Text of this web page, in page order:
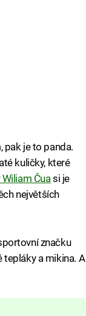
pak je to panda.
kuličky, které
Čuasi je
největších
značku
tepláky a mikina. A